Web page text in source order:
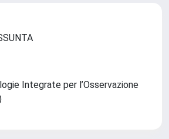
Integrate per l’Osservazione